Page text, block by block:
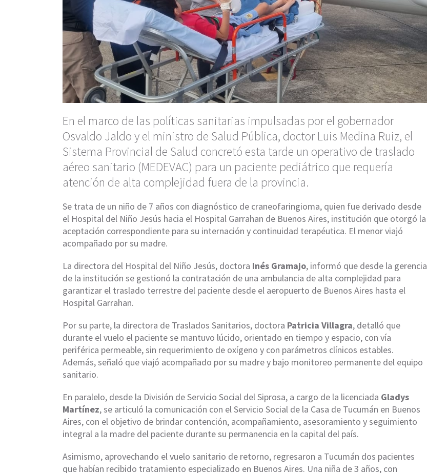
En el marco de las políticas sanitarias impulsadas por el gobernador
Osvaldo Jaldo y el ministro de Salud Pública, doctor Luis Medina Ruiz, el
Sistema Provincial de Salud concretó esta tarde un operativo de traslado
aéreo sanitario (MEDEVAC) para un paciente pediátrico que requería
atención de alta complejidad fuera de la provincia.
Se trata de un niño de 7 años con diagnóstico de craneofaringioma, quien fue derivado desde
el Hospital del Niño Jesús hacia el Hospital Garrahan de Buenos Aires, institución que otorgó la
aceptación correspondiente para su internación y continuidad terapéutica. El menor viajó
acompañado por su madre.
La directora del Hospital del Niño Jesús, doctora Inés Gramajo, informó que desde la gerencia
de la institución se gestionó la contratación de una ambulancia de alta complejidad para
garantizar el traslado terrestre del paciente desde el aeropuerto de Buenos Aires hasta el
Hospital Garrahan.
Por su parte, la directora de Traslados Sanitarios, doctora Patricia Villagra, detalló que
durante el vuelo el paciente se mantuvo lúcido, orientado en tiempo y espacio, con vía
periférica permeable, sin requerimiento de oxígeno y con parámetros clínicos estables.
Además, señaló que viajó acompañado por su madre y bajo monitoreo permanente del equipo
sanitario.
En paralelo, desde la División de Servicio Social del Siprosa, a cargo de la licenciada Gladys
Martínez, se articuló la comunicación con el Servicio Social de la Casa de Tucumán en Buenos
Aires, con el objetivo de brindar contención, acompañamiento, asesoramiento y seguimiento
integral a la madre del paciente durante su permanencia en la capital del país.
Asimismo, aprovechando el vuelo sanitario de retorno, regresaron a Tucumán dos pacientes
que habían recibido tratamiento especializado en Buenos Aires. Una niña de 3 años, con